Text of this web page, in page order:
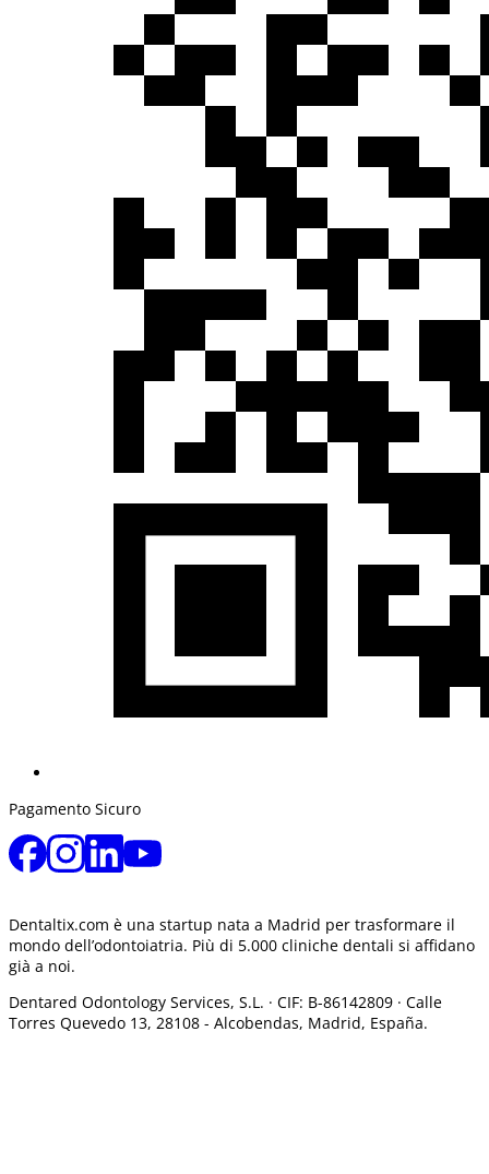
Pagamento Sicuro
Dentaltix.com è una startup nata a Madrid per trasformare il
mondo dell’odontoiatria. Più di 5.000 cliniche dentali si affidano
già a noi.
Dentared Odontology Services, S.L. · CIF: B-86142809 · Calle
Torres Quevedo 13, 28108 - Alcobendas, Madrid, España.